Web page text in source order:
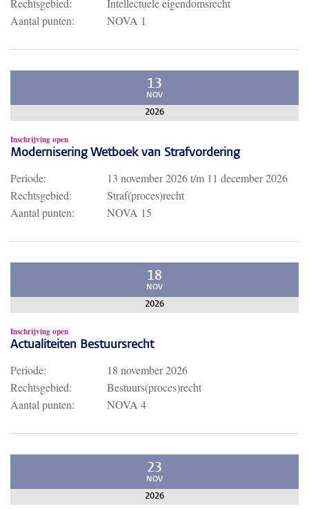
Rechtsgebied:
Intellectuele eigendomsrecht
Aantal punten:
NOVA 1
13
NOV
2026
Inschrijving open
Modernisering Wetboek van Strafvordering
Periode: 13 november 2026t/m 11 december 2026
Rechtsgebied:
Straf(proces)recht
Aantal punten:
NOVA 15
18
NOV
2026
Inschrijving open
Actualiteiten Bestuursrecht
Periode:
18 november 2026
Rechtsgebied:
Bestuurs(proces)recht
Aantal punten:
NOVA 4
23
NOV
2026